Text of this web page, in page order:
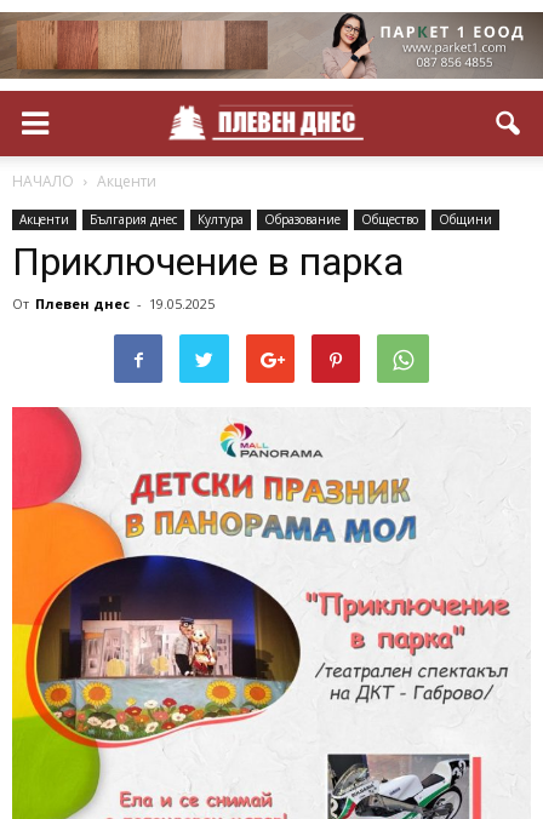
НАЧАЛО Акценти
Акценти България днес Култура Образование Общество Общини
Приключение в парка
От Плевен днес - 19.05.2025